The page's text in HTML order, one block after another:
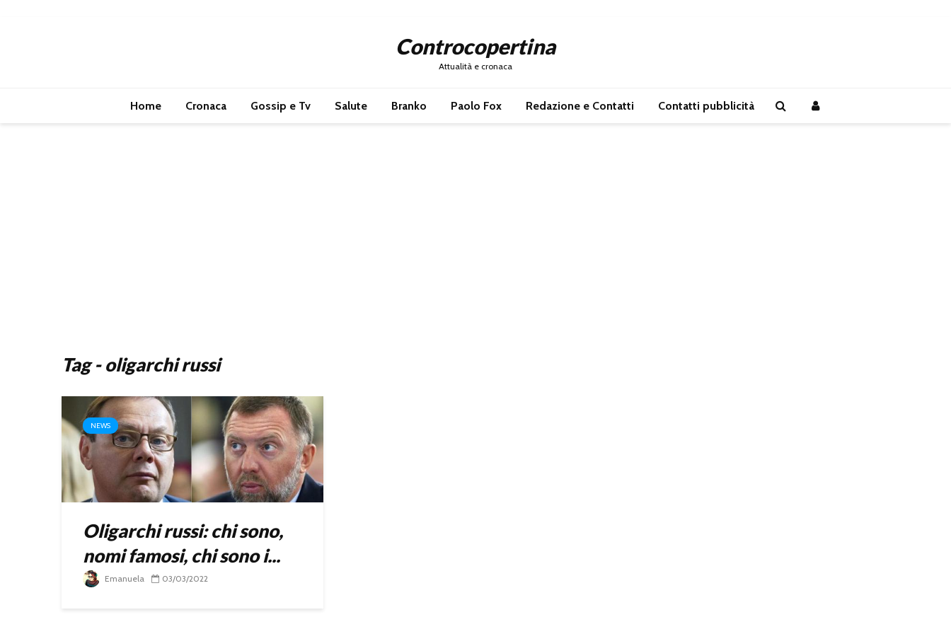
Controcopertina
Attualità e cronaca
Home Cronaca Gossip e Tv Salute Branko Paolo Fox Redazione e Contatti Contatti pubblicità
Tag - oligarchi russi
NEWS
Oligarchi russi: chi sono,
nomi famosi, chi sono i...
Emanuela 03/03/2022